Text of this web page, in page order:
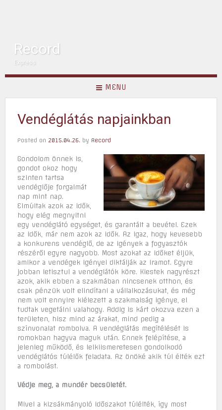
Record
Express
MENU
Vendéglátás napjainkban
Posted on 2015.04.26. by Record
Gondolom önnek is,
gondot okoz hogy
szinten tartsa
vendéglője forgalmát
nap mint nap.
Elmúltak azok az idők,
hogy elég megnyitni
egy vendéglátó egységet, és garantált a bevétel. Ezek
az idők, már nem azok az idők. Az igaz, hogy kevesebb
a konkurens vendéglő, de az igények a fogyasztók
részéről egyre nagyobb. Most azokat az időket éljük,
amikor a vendégek igényei diktálják az iramot. Egyre
jobban letisztul a vendéglátók köre. Kiestek nagyrészt
azok, akik ebben a szakmában nincsenek otthon, és
csak pénzük volt elindítani a vállalkozásukat, és még
nem volt ennyire kiélezett a szakmaiság igénye, el
tudtak vegetálni valahogy. Addig is kárt okozva ezen a
területen, hisz mind az árakat, mind pedig a
színvonalat rombolva. A vendéglátás megítélését is
romokban hagyva maguk után. Ennek felépítése, a
jelenleg működő, és lelkiismeretesen gondolkodó
vendéglátós túlélők feladata. Az önöké akik túl élték ezt
a rombolást.
Védje meg, a mundér becsületét.
Mivel a kizsákmányoló időszakot túlélték, így most